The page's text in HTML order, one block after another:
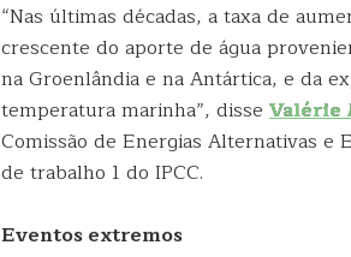
“Nas últimas décadas, a taxa de
crescente do aporte de água
na Groenlândia e na Antártica, e da
temperatura marinha”, disse Valérie
Comissão de Energias Alternativas e
de trabalho 1 do IPCC.
Eventos extremos